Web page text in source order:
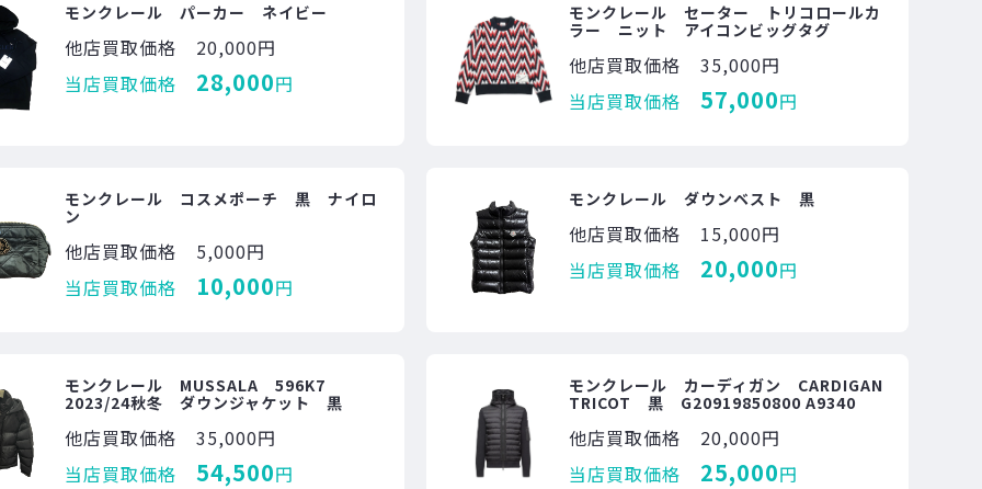
モンクレール パーカー ネイビー
他店買取価格
20,000円
当店買取価格
28,000円
モンクレール セーター トリコロールカ
ラー ニット アイコンビッグタグ
他店買取価格
35,000円
当店買取価格
57,000円
モンクレール コスメポーチ 黒 ナイロ
ン
他店買取価格
5,000円
当店買取価格
10,000円
モンクレール ダウンベスト 黒
他店買取価格
15,000円
当店買取価格
20,000円
モンクレール MUSSALA 596K7
2023/24秋冬 ダウンジャケット 黒
他店買取価格
35,000円
当店買取価格
54,500円
モンクレール カーディガン CARDIGAN
TRICOT 黒 G20919850800 A9340
他店買取価格
20,000円
当店買取価格
25,000円